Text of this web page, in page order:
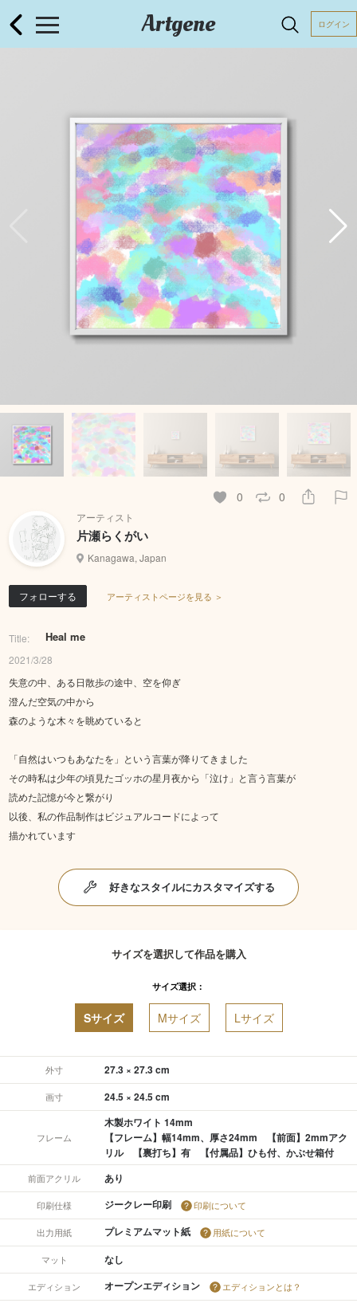
Artgene ログイン
0 0
アーティスト
片瀬らくがい
Kanagawa, Japan
フォローする アーティストページを見る ＞
Title: Heal me
2021/3/28
失意の中、ある日散歩の途中、空を仰ぎ
澄んだ空気の中から
森のような木々を眺めていると
「自然はいつもあなたを」という言葉が降りてきました
その時私は少年の頃見たゴッホの星月夜から「泣け」と言う言葉が
読めた記憶が今と繋がり
以後、私の作品制作はビジュアルコードによって
描かれています
好きなスタイルにカスタマイズする
サイズを選択して作品を購入
サイズ選択：
Sサイズ Mサイズ Lサイズ
外寸 27.3 × 27.3 cm
画寸 24.5 × 24.5 cm
フレーム
木製ホワイト 14mm
【フレーム】幅14mm、厚さ24mm 【前面】2mmアク
リル 【裏打ち】有 【付属品】ひも付、かぶせ箱付
前面アクリル あり
印刷仕様 ジークレー印刷 印刷について
出力用紙 プレミアムマット紙 用紙について
マット なし
エディション オープンエディション エディションとは？